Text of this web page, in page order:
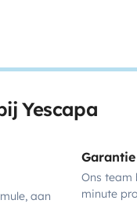
Yescapa
aan
Ons team
minute